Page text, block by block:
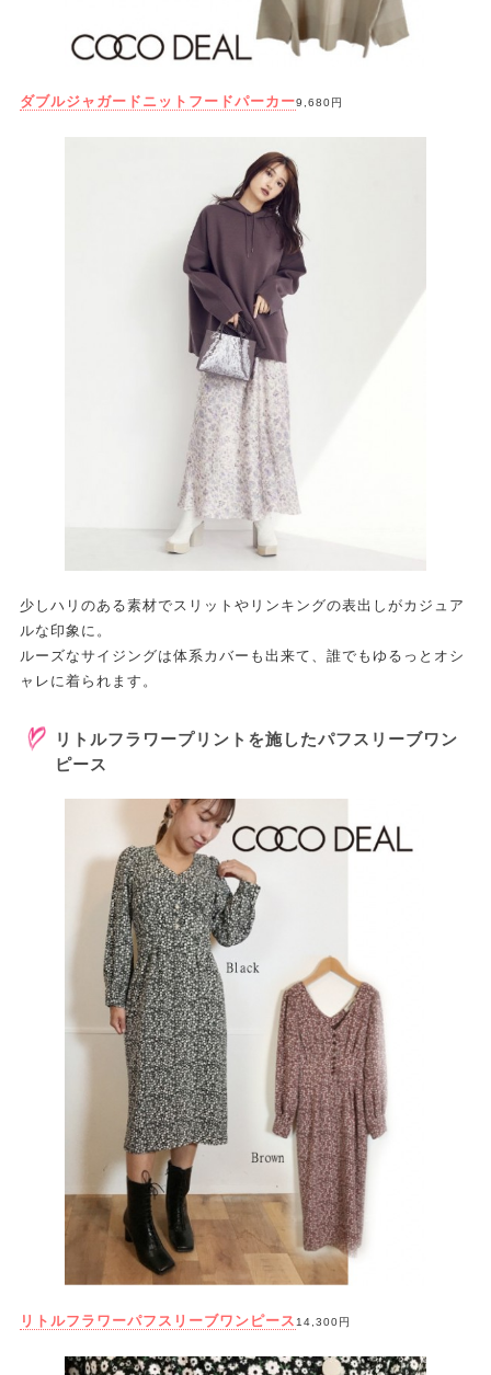
ダブルジャガードニットフードパーカー9,680円
少しハリのある素材でスリットやリンキングの表出しがカジュア
ルな印象に。
ルーズなサイジングは体系カバーも出来て、誰でもゆるっとオシ
ャレに着られます。
リトルフラワープリントを施したパフスリーブワン
ピース
リトルフラワーパフスリーブワンピース 14,300円